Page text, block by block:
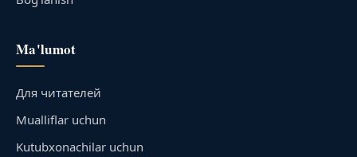
Ma'lumot
Для читателей
Mualliflar uchun
Kutubxonachilar uchun